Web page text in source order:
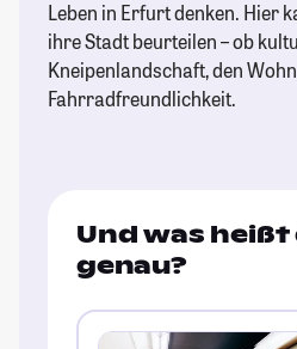
Leben in Erfurt denken. Hier
ihre Stadt beurteilen – ob
Kneipenlandschaft, den
Fahrradfreundlichkeit.
Und was heißt
genau?